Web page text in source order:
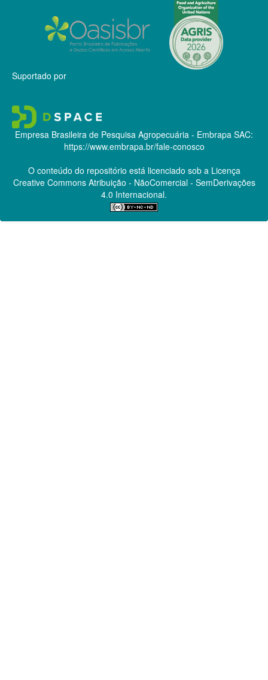
Suportado por
Empresa Brasileira de Pesquisa Agropecuária - Embrapa SAC:
https://www.embrapa.br/fale-conosco
O conteúdo do repositório está licenciado sob a Licença
Creative CommonsAtribuição - NãoComercial - SemDerivações
4.0 Internacional.